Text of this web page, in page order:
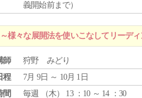
義開始前まで）
々な展開法を使いこなしてリーディ
師
狩野 みどり
程
7月 9日 ～ 10月 1日
間
毎週 （木） 13 ：10 ～ 14 ：30